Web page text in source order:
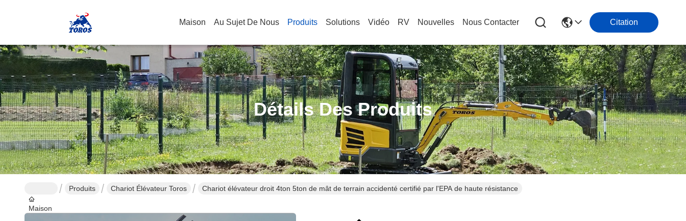
Maison Au Sujet De Nous Produits Solutions Vidéo RV Nouvelles Nous Contacter Citation
Détails Des Produits
Maison
Produits Chariot Élévateur Toros Chariot élévateur droit 4ton 5ton de mât de terrain accidenté certifié par l'EPA de haute résistance